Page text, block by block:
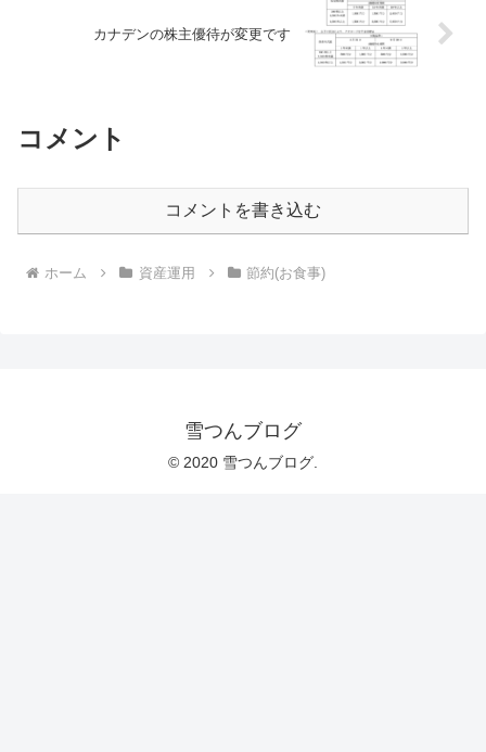
カナデンの株主優待が変更です
コメント
コメントを書き込む
ホーム 資産運用 節約(お食事)
雪つんブログ
© 2020 雪つんブログ.